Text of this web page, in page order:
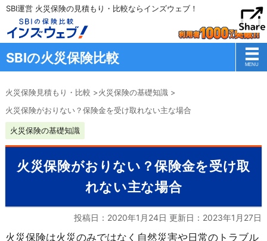
SBI運営 火災保険の見積もり・比較ならインズウェブ！
SBIの火災保険比較
火災保険見積もり・比較 >火災保険の基礎知識 >
火災保険がおりない？保険金を受け取れない主な場合
火災保険の基礎知識
火災保険がおりない？保険金を受け取
れない主な場合
投稿日：2020年1月24日 更新日： 2023年1月27日
火災保険は火災のみではなく自然災害や日常のトラブル